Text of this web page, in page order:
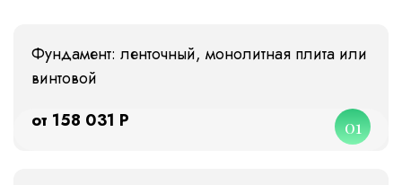
Фундамент: ленточный, монолитная плита или
винтовой
от 158 031 Р
01